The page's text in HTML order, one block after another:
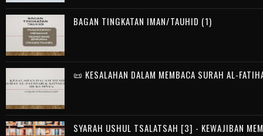
BAGAN TINGKATAN IMAN/TAUHID (1)
📜 KESALAHAN DALAM MEMBACA SURAH AL-
SYARAH USHUL TSALATSAH [3] - KEWAJIBAN